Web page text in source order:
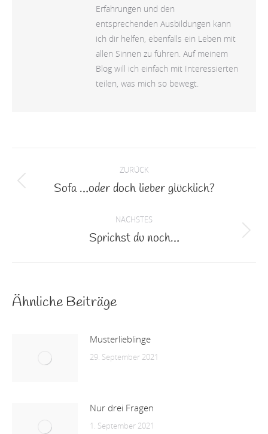
Erfahrungen und den
entsprechenden Ausbildungen kann
ich dir helfen, ebenfalls ein Leben mit
allen Sinnen zu führen. Auf meinem
Blog will ich einfach mit Interessierten
teilen, was mich so bewegt.
Kommentarnavigation
ZURÜCK
Vorheriger
Sofa …oder doch lieber glücklich?
NÄCHSTES
Nächster
Sprichst du noch…
Ähnliche Beiträge
Musterlieblinge
29. September 2021
Nur drei Fragen
1. September 2021